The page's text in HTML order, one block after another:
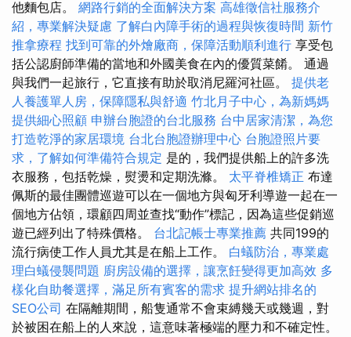
他麵包店。 網路行銷的全面解決方案 高雄徵信社服務介
紹，專業解決疑慮 了解白內障手術的過程與恢復時間 新竹
推拿療程 找到可靠的外燴廠商，保障活動順利進行 享受包
括公認廚師準備的當地和外國美食在內的優質菜餚。 通過
與我們一起旅行，它直接有助於取消尼羅河社區。 提供老
人養護單人房，保障隱私與舒適 竹北月子中心，為新媽媽
提供細心照顧 申辦台胞證的台北服務 台中居家清潔，為您
打造乾淨的家居環境 台北台胞證辦理中心 台胞證照片要
求，了解如何準備符合規定 是的，我們提供船上的許多洗
衣服務，包括乾燥，熨燙和定期洗滌。 太平脊椎矯正 布達
佩斯的最佳團體巡遊可以在一個地方與匈牙利導遊一起在一
個地方佔領，環顧四周並查找“動作”標記，因為這些促銷巡
遊已經列出了特殊價格。 台北記帳士專業推薦 共同199的
流行病使工作人員尤其是在船上工作。 白蟻防治，專業處
理白蟻侵襲問題 廚房設備的選擇，讓烹飪變得更加高效 多
樣化自助餐選擇，滿足所有賓客的需求 提升網站排名的
SEO公司 在隔離期間，船隻通常不會束縛幾天或幾週，對
於被困在船上的人來說，這意味著極端的壓力和不確定性。